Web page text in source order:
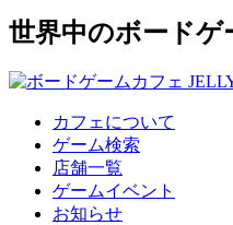
世界中のボードゲ
カフェについて
ゲーム検索
店舗一覧
ゲームイベント
お知らせ